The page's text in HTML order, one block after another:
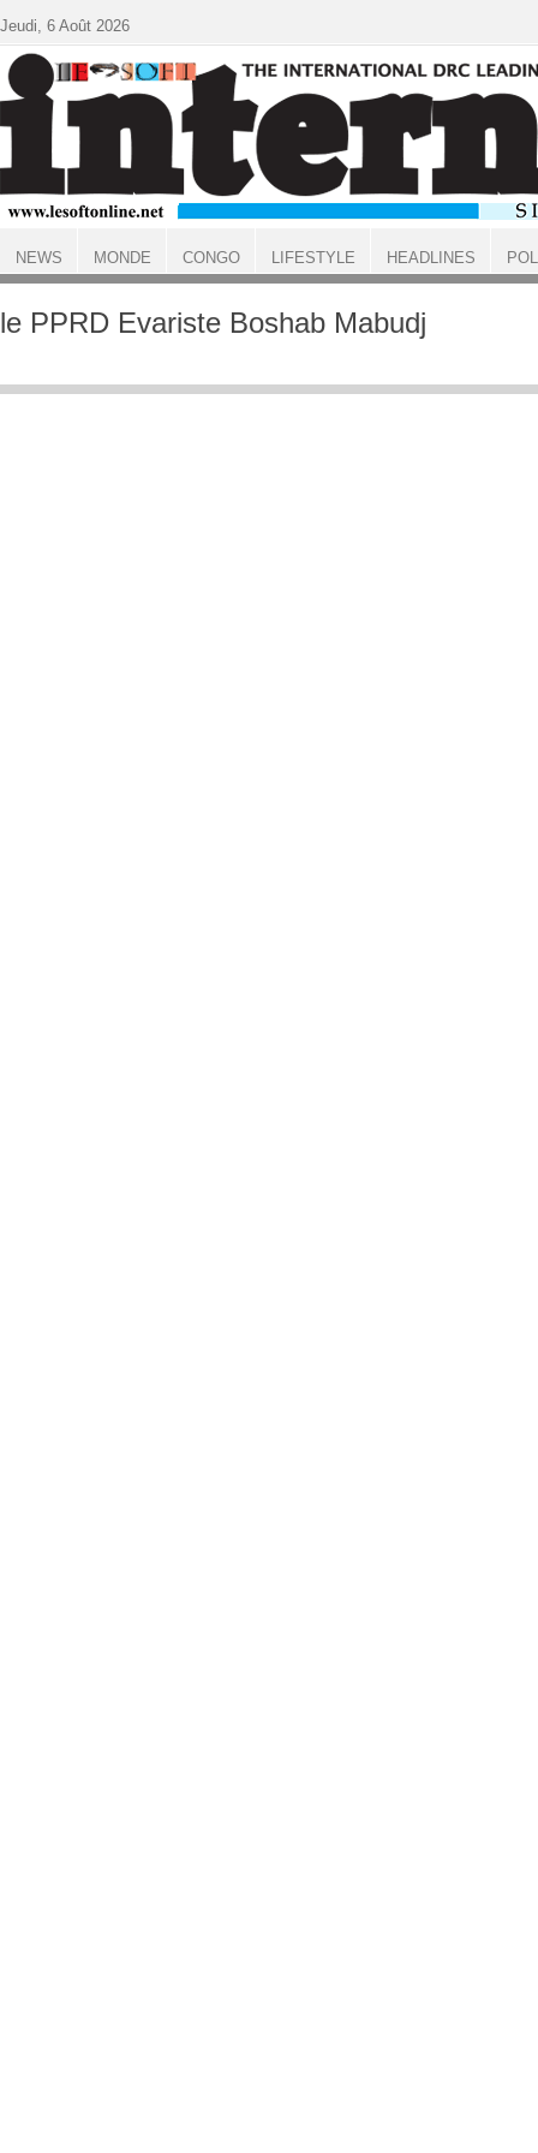
ACCUEIL
le PPRD Evariste Boshab Mabudj
Jeudi, 6 Août 2026
NEWS MONDE CONGO LIFESTYLE HEADLINES